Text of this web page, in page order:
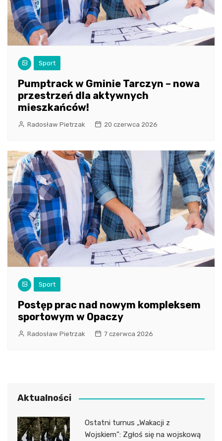
Sport
Pumptrack w Gminie Tarczyn – nowa
przestrzeń dla aktywnych
mieszkańców!
Radosław Pietrzak 20 czerwca 2026
Sport
Postęp prac nad nowym kompleksem
sportowym w Opaczy
Radosław Pietrzak 7 czerwca 2026
Aktualności
Ostatni turnus „Wakacji z
Wojskiem”: Zgłoś się na wojskową